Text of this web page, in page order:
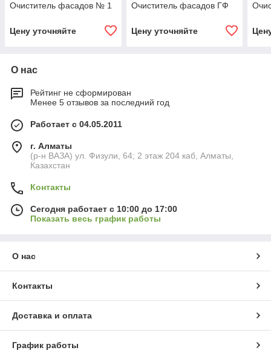
Очиститель фасадов № 1
Цену уточняйте
Очиститель фасадов ГФ
Цену уточняйте
О нас
Рейтинг не сформирован
Менее 5 отзывов за последний год
Работает с 04.05.2011
г. Алматы
(р-н ВАЗА) ул. Физули, 64; 2 этаж 204 каб, Алматы,
Казахстан
Контакты
Сегодня работает с 10:00 до 17:00
Показать весь график работы
О нас
Контакты
Доставка и оплата
График работы